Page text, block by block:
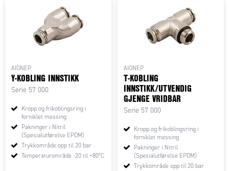
AIGNEP
Y-KOBLING INNSTIKK
Serie 57 000
Kropp og frikoblingsring i
forniklet messing
Pakninger i Nitril
(Spesialutførelse EPDM)
Trykkområde opp til 20 bar
Temperaturområde -20 til +80°C
AIGNEP
T-KOBLING
INNSTIKK/UTVENDIG
GJENGE VRIDBAR
Serie 57 000
Kropp og frikoblingsring i
forniklet messing
Pakninger i Nitril
(Spesialutførelse EPDM)
Trykkområde opp til 20 bar